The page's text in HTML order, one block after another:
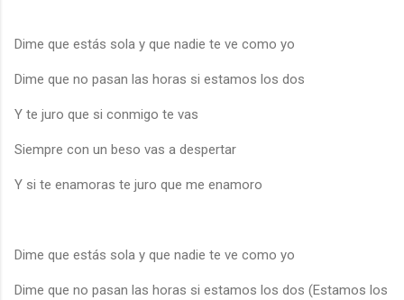
Dime que estás sola y que nadie te ve como yo
Dime que no pasan las horas si estamos los dos
Y te juro que si conmigo te vas
Siempre con un beso vas a despertar
Y si te enamoras te juro que me enamoro
Dime que estás sola y que nadie te ve como yo
Dime que no pasan las horas si estamos los dos (Estamos los